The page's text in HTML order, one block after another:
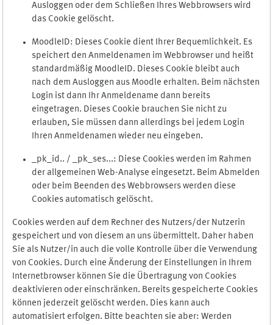
Ausloggen oder dem Schließen Ihres Webbrowsers wird
das Cookie gelöscht.
MoodleID: Dieses Cookie dient Ihrer Bequemlichkeit. Es
speichert den Anmeldenamen im Webbrowser und heißt
standardmäßig MoodleID. Dieses Cookie bleibt auch
nach dem Ausloggen aus Moodle erhalten. Beim nächsten
Login ist dann Ihr Anmeldename dann bereits
eingetragen. Dieses Cookie brauchen Sie nicht zu
erlauben, Sie müssen dann allerdings bei jedem Login
Ihren Anmeldenamen wieder neu eingeben.
_pk_id.. / _pk_ses...: Diese Cookies werden im Rahmen
der allgemeinen Web-Analyse eingesetzt. Beim Abmelden
oder beim Beenden des Webbrowsers werden diese
Cookies automatisch gelöscht.
Cookies werden auf dem Rechner des Nutzers/der Nutzerin
gespeichert und von diesem an uns übermittelt. Daher haben
Sie als Nutzer/in auch die volle Kontrolle über die Verwendung
von Cookies. Durch eine Änderung der Einstellungen in Ihrem
Internetbrowser können Sie die Übertragung von Cookies
deaktivieren oder einschränken. Bereits gespeicherte Cookies
können jederzeit gelöscht werden. Dies kann auch
automatisiert erfolgen. Bitte beachten sie aber: Werden